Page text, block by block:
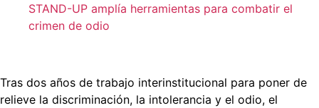
STAND-UP amplía herramientas para combatir el
crimen de odio
Tras dos años de trabajo interinstitucional para poner de
relieve la discriminación, la intolerancia y el odio, el